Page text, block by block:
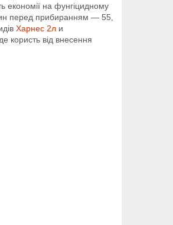
економії на фунгіцидному
перед прибиранням — 55,
Харнес 2л и
користь від внесення